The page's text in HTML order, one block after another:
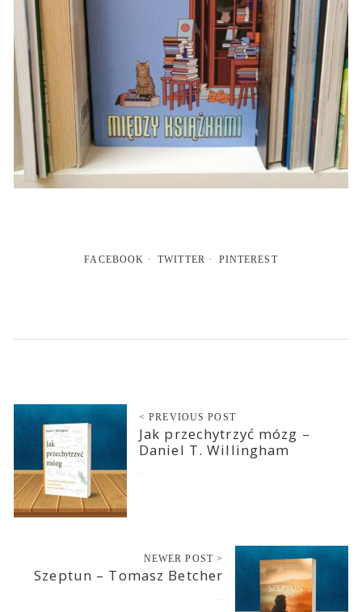
FACEBOOK TWITTER PINTEREST
< PREVIOUS POST
Jak przechytrzyć mózg –
Daniel T. Willingham
NEWER POST >
Szeptun – Tomasz Betcher